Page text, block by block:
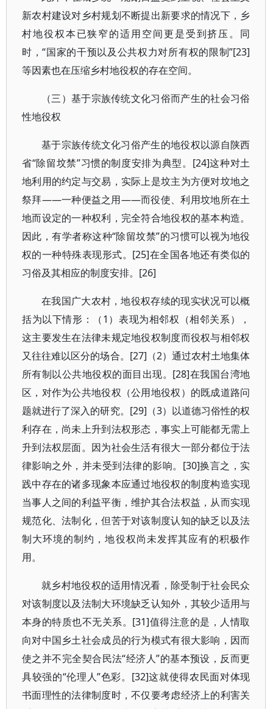
新农村建设对乡村规划不断提出新要求的情况下，乡
村地役权本已狭窄的适用空间更是受到挤压。同
时，“国家的干预以及公共权力对所有权的限制”[23]
等因素也在压缩乡村地役权的存在空间。
（三）基于宗族传统文化习俗而产生的社会习俗
性地役权
基于宗族传统文化习俗产生的地役权以源自陕西
省“除留坟禁”习惯的制度安排为典型。[24]这种对土
地利用的约定与交易，实际上是坟主为方便对坟地之
祭拜——一种便益之用——而役使、利用坟地所在土
地而设定的一种权利，完全符合地役权的基本构造。
因此，有学者称这种“除留坟禁”的习惯可以视为地役
权的一种特殊表现形式。[25]在全国各地还有类似的
习俗及其相应的制度安排。[26]
在我国广大农村，地役权存续的现实状况可以概
括为以下情形：（1）表现为相邻权（相邻关系），
这主要发生在法律未规定地役权制度而役权与相邻权
又往往难以区分的场合。[27]（2）通过农村土地集体
所有制以公共地役权的面目出现。[28]在我国台湾地
区，对作为公共地役权（公用地役权）的既成道路问
题就进行了深入的研究。[29]（3）以道德习俗性的权
利存在，尚未上升到法权形态，事实上可能都无需上
升到法权层面。因为社会生活有很大一部分都位于法
律影响之外，并未受到法律的影响。[30]换言之，实
践中存在的诸多现象本应通过地役权的制度构造实现
当事人之间的利益平衡，维护其合法权益，从而实现
规范化、法制化，但苦于对该制度认知的缺乏以及法
制大环境的制约，地役权尚未发挥其应有的积极作
用。
就乡村地役权的适用情况看，除受制于社会民众
对该制度以及法制大环境缺乏认知外，其较少适用与
本身的特质也不无关系。[31]值得注意的是，人情取
向对中国乡土社会成员的行为模式有很大影响，因而
使之并不完全契合民法“经济人”的基本预设，反而更
具较强的“伦理人”色彩。[32]这就使得农民面对体现
书面理性的法律制度时，不仅要考虑经济上的利害关